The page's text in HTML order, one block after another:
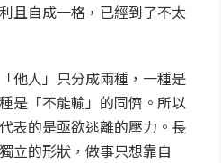
且自成一格，已經到了不太
他人」只分成兩種，一種是
是「不能輸」的同儕。所以
表的是亟欲逃離的壓力。長
立的形狀，做事只想靠自